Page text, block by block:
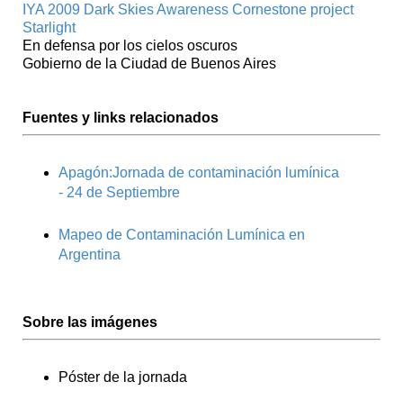
IYA 2009 Dark Skies Awareness Cornestone project
Starlight
En defensa por los cielos oscuros
Gobierno de la Ciudad de Buenos Aires
Fuentes y links relacionados
Apagón:Jornada de contaminación lumínica
- 24 de Septiembre
Mapeo de Contaminación Lumínica en
Argentina
Sobre las imágenes
Póster de la jornada